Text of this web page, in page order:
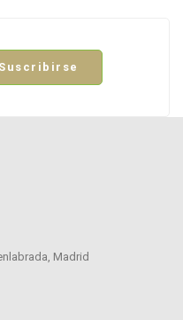
Suscribirse
Madrid